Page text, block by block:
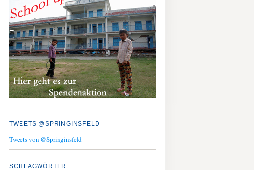
TWEETS @SPRINGINSFELD
Tweets von @Springinsfeld
SCHLAGWÖRTER